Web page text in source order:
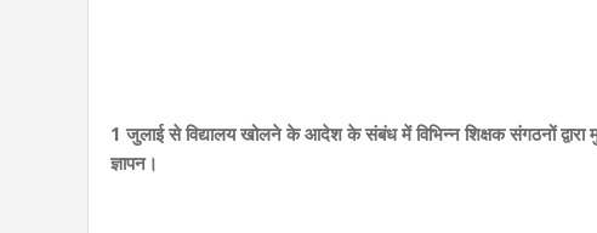
1 जुलाई से विद्यालय खोलने के आदेश के संबंध में विभिन्न शिक्षक संगठनों द्वारा
ज्ञापन।